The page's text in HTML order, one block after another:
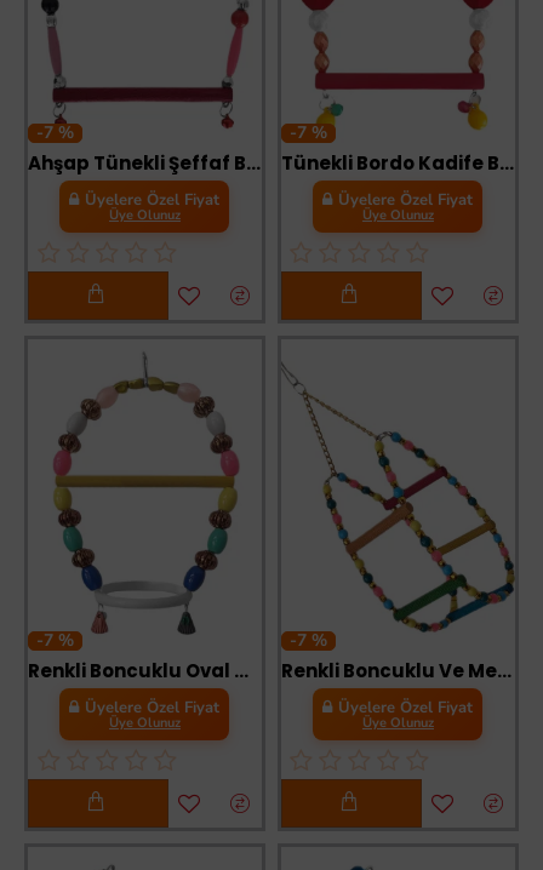
-7 %
Ahşap Tünekli Şeffaf Boncuklu Kuş Salıncağı 10-12 cm Renkli
Üyelere Özel Fiyat
Üye Olunuz
-7 %
Tünekli Bordo Kadife Boncuklu Kuş Salıncağı 10-16 cm
Üyelere Özel Fiyat
Üye Olunuz
-7 %
Renkli Boncuklu Oval Halkalı Papağan Salıncağı 15 cm-23 cm
Üyelere Özel Fiyat
Üye Olunuz
-7 %
Renkli Boncuklu Ve Merdivenli Damla Kuş Salıncağı 9-24 cm
Üyelere Özel Fiyat
Üye Olunuz